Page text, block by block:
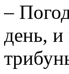
–
день,